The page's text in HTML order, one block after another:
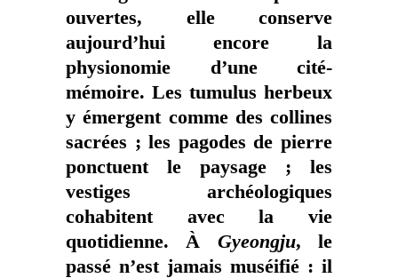
ouvertes, elle conserve
aujourd’hui encore la
physionomie d’une cité-
mémoire. Les tumulus herbeux
y émergent comme des collines
sacrées ; les pagodes de pierre
ponctuent le paysage ; les
vestiges archéologiques
cohabitent avec la vie
quotidienne. À Gyeongju, le
passé n’est jamais muséifié : il